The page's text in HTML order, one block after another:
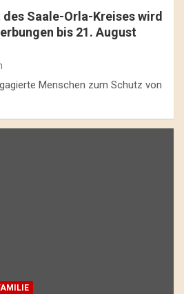
Saale-Orla-Kreises wird
bis 21. August
Menschen zum Schutz von